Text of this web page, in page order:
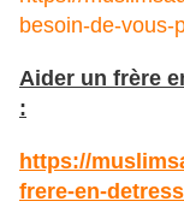
besoin-de-vous-
Aider un frère
:
https://
frere-en-